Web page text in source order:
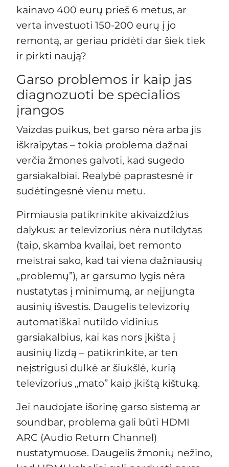
kainavo 400 eurų prieš 6 metus, ar
verta investuoti 150-200 eurų į jo
remontą, ar geriau pridėti dar šiek tiek
ir pirkti naują?
Garso problemos ir kaip jas
diagnozuoti be specialios
įrangos
Vaizdas puikus, bet garso nėra arba jis
iškraipytas – tokia problema dažnai
verčia žmones galvoti, kad sugedo
garsiakalbiai. Realybė paprastesnė ir
sudėtingesnė vienu metu.
Pirmiausia patikrinkite akivaizdžius
dalykus: ar televizorius nėra nutildytas
(taip, skamba kvailai, bet remonto
meistrai sako, kad tai viena dažniausių
„problemų”), ar garsumo lygis nėra
nustatytas į minimumą, ar neįjungta
ausinių išvestis. Daugelis televizorių
automatiškai nutildo vidinius
garsiakalbius, kai kas nors įkišta į
ausinių lizdą – patikrinkite, ar ten
neįstrigusi dulkė ar šiukšlė, kurią
televizorius „mato” kaip įkištą kištuką.
Jei naudojate išorinę garso sistemą ar
soundbar, problema gali būti HDMI
ARC (Audio Return Channel)
nustatymuose. Daugelis žmonių nežino,